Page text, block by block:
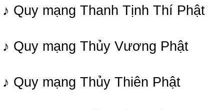
♪ Quy mạng Thanh Tịnh Thí Phật
♪ Quy mạng Thủy Vương Phật
♪ Quy mạng Thủy Thiên Phật